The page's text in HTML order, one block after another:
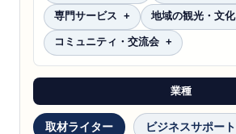
専門サービス 地域の観光・文化
コミュニティ・交流会
業種
取材ライター ビジネスサポート